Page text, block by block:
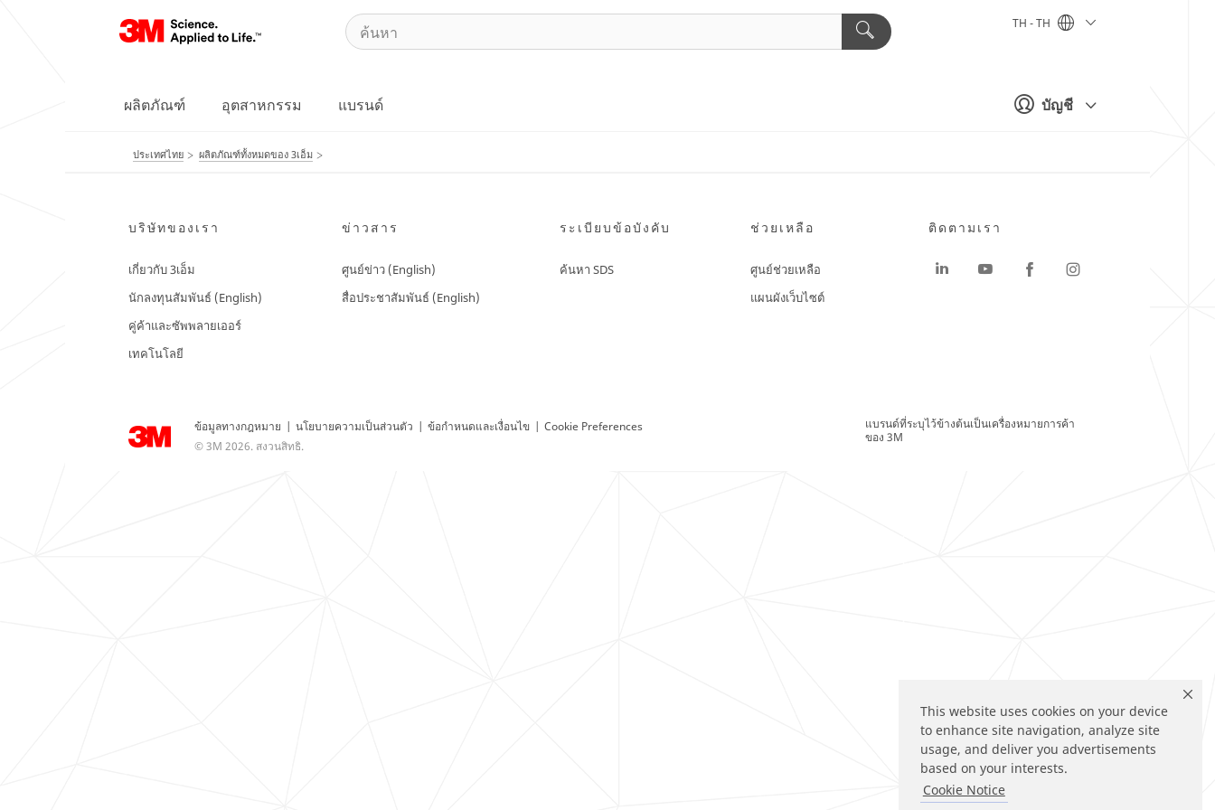
This website uses cookies on your device
to enhance site navigation, analyze site
usage, and deliver you advertisements
based on your interests.
Cookie Notice
บัญชี
TH - TH
ผลิตภัณฑ์ อุตสาหกรรม แบรนด์
ประเทศไทย ผลิตภัณฑ์ทั้งหมดของ 3เอ็ม
บริษัทของเรา
เกี่ยวกับ 3เอ็ม
นักลงทุนสัมพันธ์ (English)
คู่ค้าและซัพพลายเออร์
เทคโนโลยี
ข่าวสาร
ศูนย์ข่าว (English)
สื่อประชาสัมพันธ์ (English)
ระเบียบข้อบังคับ
ค้นหา SDS
ช่วยเหลือ
ศูนย์ช่วยเหลือ
แผนผังเว็บไซต์
ข้อมูลทางกฎหมาย | นโยบายความเป็นส่วนตัว | ข้อกำหนดและเงื่อนไข | Cookie Preferences
© 3M 2026. สงวนสิทธิ.
ติดตามเรา
แบรนด์ที่ระบุไว้ข้างต้นเป็นเครื่องหมายการค้า
ของ 3M